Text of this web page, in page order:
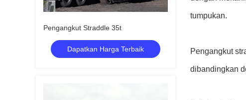
Pengangkut Straddle 35t
Dapatkan Harga Terbaik
tumpukan.
Pengangkut
dibandingkan